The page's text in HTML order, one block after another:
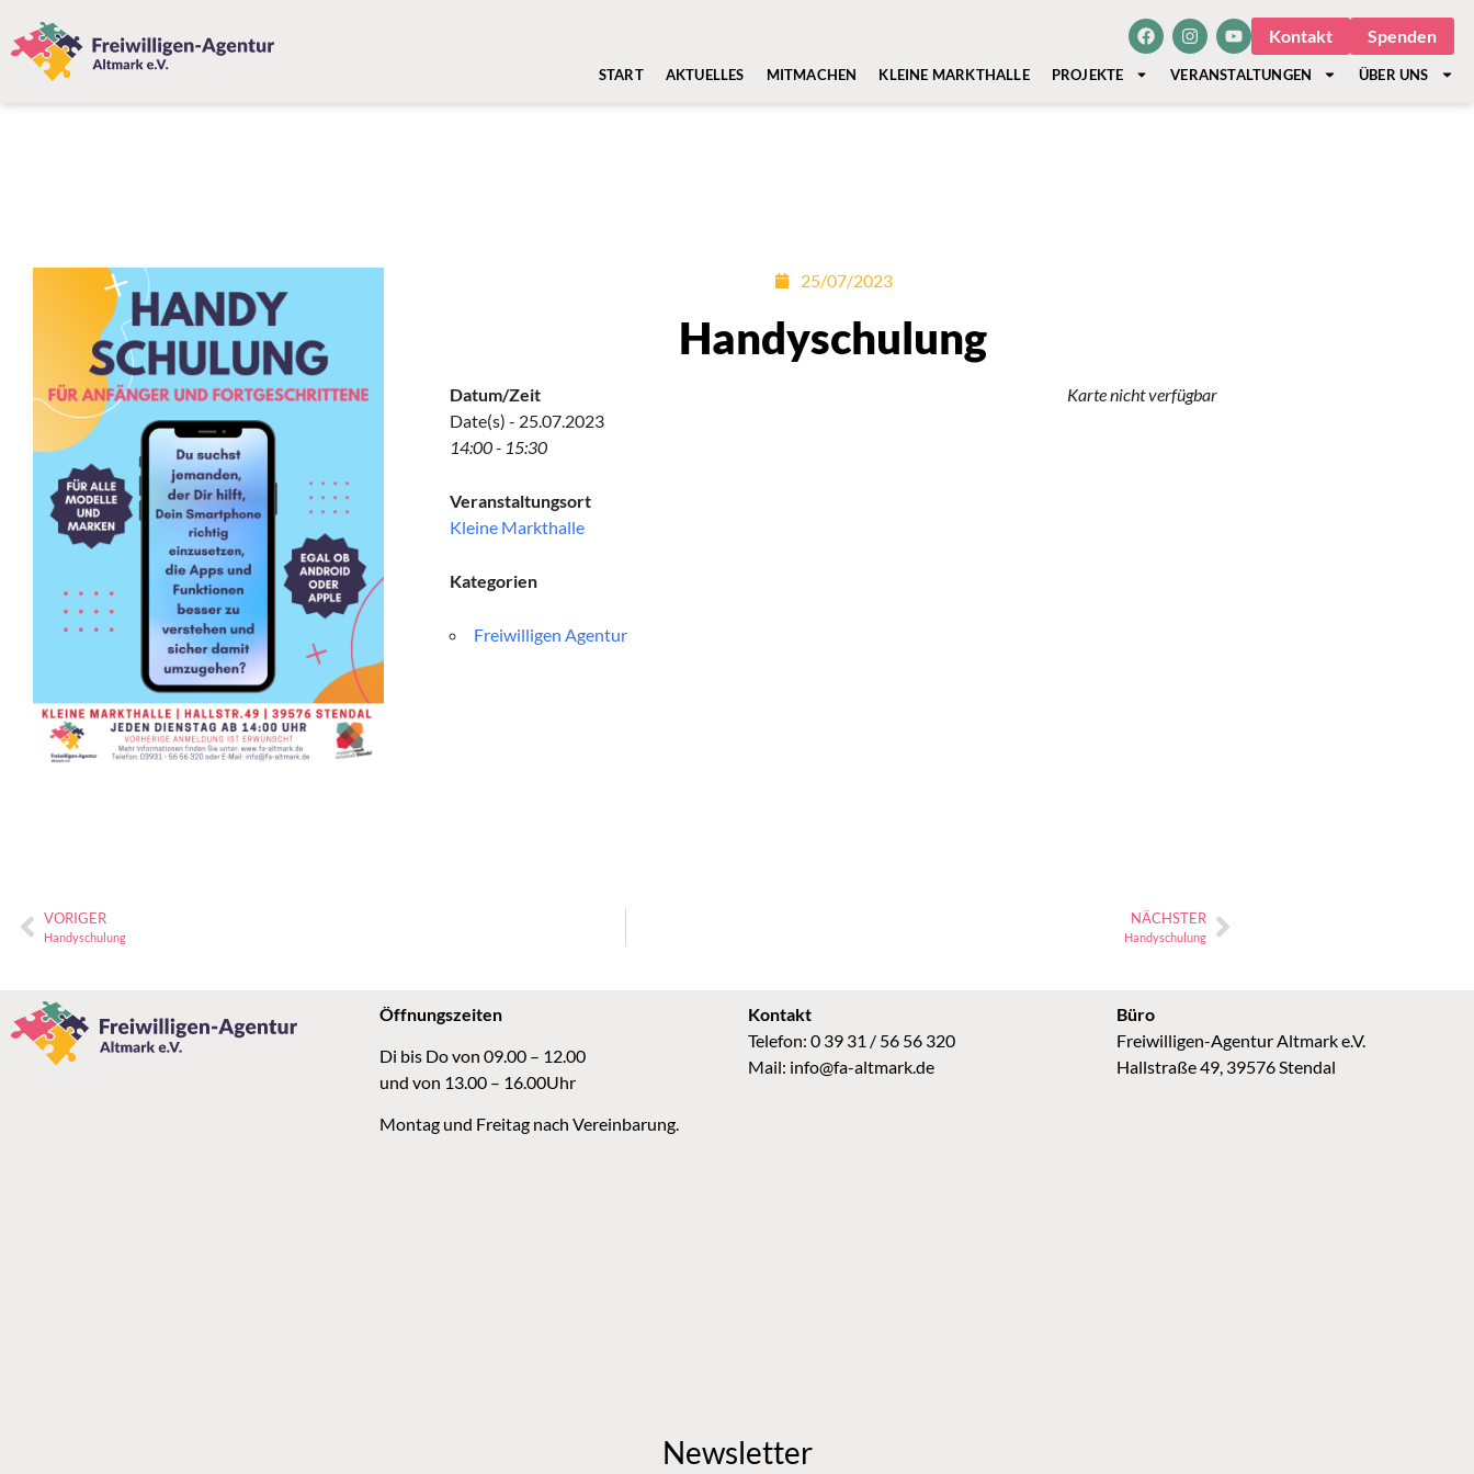
Kontakt Spenden
START AKTUELLES MITMACHEN KLEINE MARKTHALLE PROJEKTE VERANSTALTUNGEN ÜBER UNS
25/07/2023
Handyschulung
Karte nicht verfügbar
Datum/Zeit
Date(s) - 25.07.2023
14:00 - 15:30
Veranstaltungsort
Kleine Markthalle
Kategorien
Freiwilligen Agentur
VORIGER
Handyschulung
NÄCHSTER
Handyschulung
Öffnungszeiten
Di bis Do von 09.00 – 12.00
und von 13.00 – 16.00Uhr
Montag und Freitag nach Vereinbarung.
Kontakt
Telefon: 0 39 31 / 56 56 320
Mail: info@fa-altmark.de
Büro
Freiwilligen-Agentur Altmark e.V.
Hallstraße 49, 39576 Stendal
Newsletter